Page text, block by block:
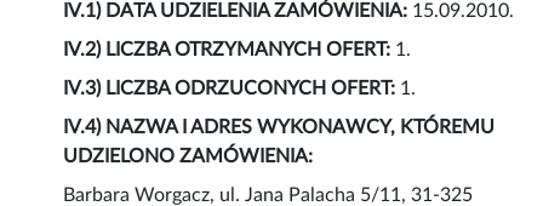
IV.1) DATA UDZIELENIA ZAMÓWIENIA: 15.09.2010.
IV.2) LICZBA OTRZYMANYCH OFERT: 1.
IV.3) LICZBA ODRZUCONYCH OFERT: 1.
IV.4) NAZWA I ADRES WYKONAWCY, KTÓREMU
UDZIELONO ZAMÓWIENIA:
Barbara Worgacz, ul. Jana Palacha 5/11, 31-325